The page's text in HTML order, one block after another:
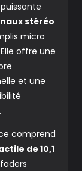
stéréo
micro
Elle offre une
et une
comprend
de 10,1
faders